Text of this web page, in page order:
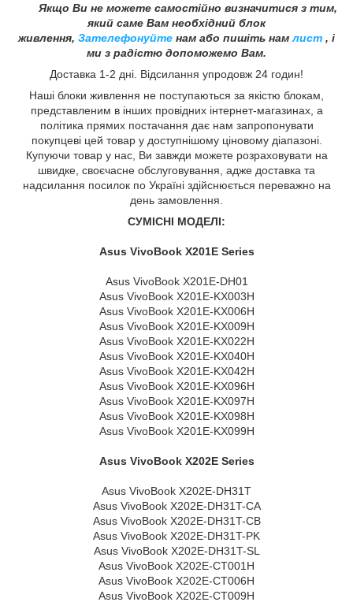
Якщо Ви не можете самостійно визначитися з тим,
який саме Вам необхідний блок
живлення, Зателефонуйте нам або пишіть намлист , і
ми з радістю допоможемо Вам.
Доставка 1-2 дні. Відсилання упродовж 24 годин!
Наші блоки живлення не поступаються за якістю блокам,
представленим в інших провідних інтернет-магазинах, а
політика прямих постачання дає нам запропонувати
покупцеві цей товар у доступнішому ціновому діапазоні.
Купуючи товар у нас, Ви завжди можете розраховувати на
швидке, своєчасне обслуговування, адже доставка та
надсилання посилок по Україні здійснюється переважно на
день замовлення.
СУМІСНІ МОДЕЛІ:
Asus VivoBook X201E Series
Asus VivoBook X201E-DH01
Asus VivoBook X201E-KX003H
Asus VivoBook X201E-KX006H
Asus VivoBook X201E-KX009H
Asus VivoBook X201E-KX022H
Asus VivoBook X201E-KX040H
Asus VivoBook X201E-KX042H
Asus VivoBook X201E-KX096H
Asus VivoBook X201E-KX097H
Asus VivoBook X201E-KX098H
Asus VivoBook X201E-KX099H
Asus VivoBook X202E Series
Asus VivoBook X202E-DH31T
Asus VivoBook X202E-DH31T-CA
Asus VivoBook X202E-DH31T-CB
Asus VivoBook X202E-DH31T-PK
Asus VivoBook X202E-DH31T-SL
Asus VivoBook X202E-CT001H
Asus VivoBook X202E-CT006H
Asus VivoBook X202E-CT009H